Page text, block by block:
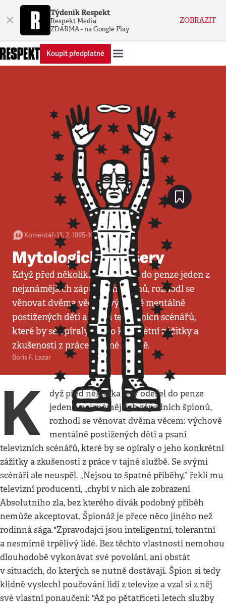
× Týdeník Respekt
Respekt Media
ZDARMA - na Google Play
ZOBRAZIT
Koupit předplatné
Komentář•13. 2. 1995•10 minut
Mytologické příšery
Když před několika lety odešel do penze jeden z
nejznámějších západních špionů, rozhodl se
věnovat dvěma věcem: výchově mentálně
postižených dětí a psaní televizních scénářů,
které by se opíraly o jeho konkrétní zážitky a
zkušenosti z práce v tajné službě.
Boris F. Lazar
K
dyž před několika lety odešel do penze
jeden z nejznámějších západních špionů,
rozhodl se věnovat dvěma věcem: výchově
mentálně postižených dětí a psaní
televizních scénářů, které by se opíraly o jeho konkrétní
zážitky a zkušenosti z práce v tajné službě. Se svými
scénáři ale neuspěl. „Nejsou to špatné příběhy,“ řekli mu
televizní producenti, „chybí v nich ale zobrazení
Absolutního zla, bez kterého divák podobný příběh
nemůže akceptovat. Špionáž je přece něco jiného než
rodinná sága."Zpravodajci jsou inteligentní, tolerantní
a nesmírně trpělivý lidé. Bez těchto vlastností nemohou
dlouhodobě vykonávat své povolání, ani obstát
v situacích, do kterých se nutně dostávají. Špion si tedy
klidně vyslechl poučování lidí z televize a vzal si z něj
své vlastní ponaučení: "Až po pětatřiceti letech služby